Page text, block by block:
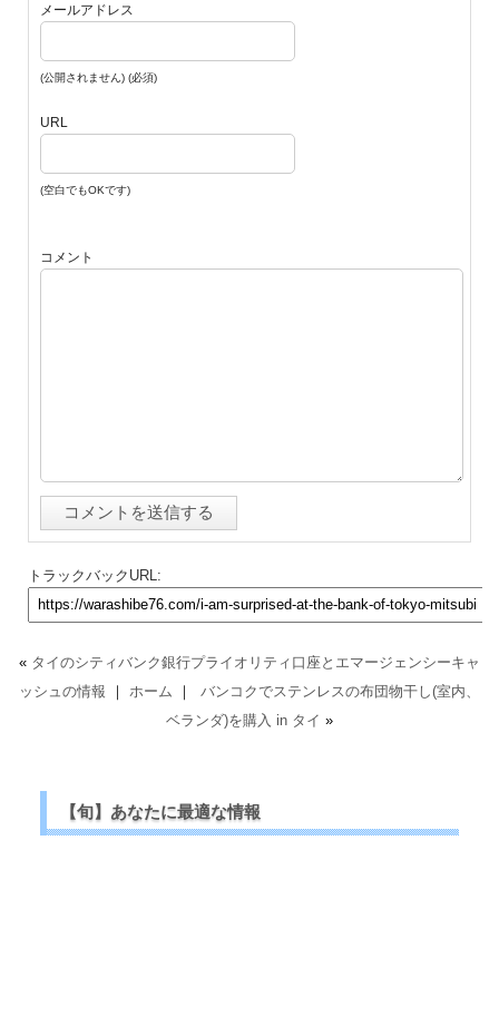
メールアドレス
(公開されません) (必須)
URL
(空白でもOKです)
コメント
トラックバックURL:
« タイのシティバンク銀行プライオリティ口座とエマージェンシーキャ
ッシュの情報 ｜ ホーム ｜ バンコクでステンレスの布団物干し(室内、
ベランダ)を購入 in タイ »
【旬】あなたに最適な情報